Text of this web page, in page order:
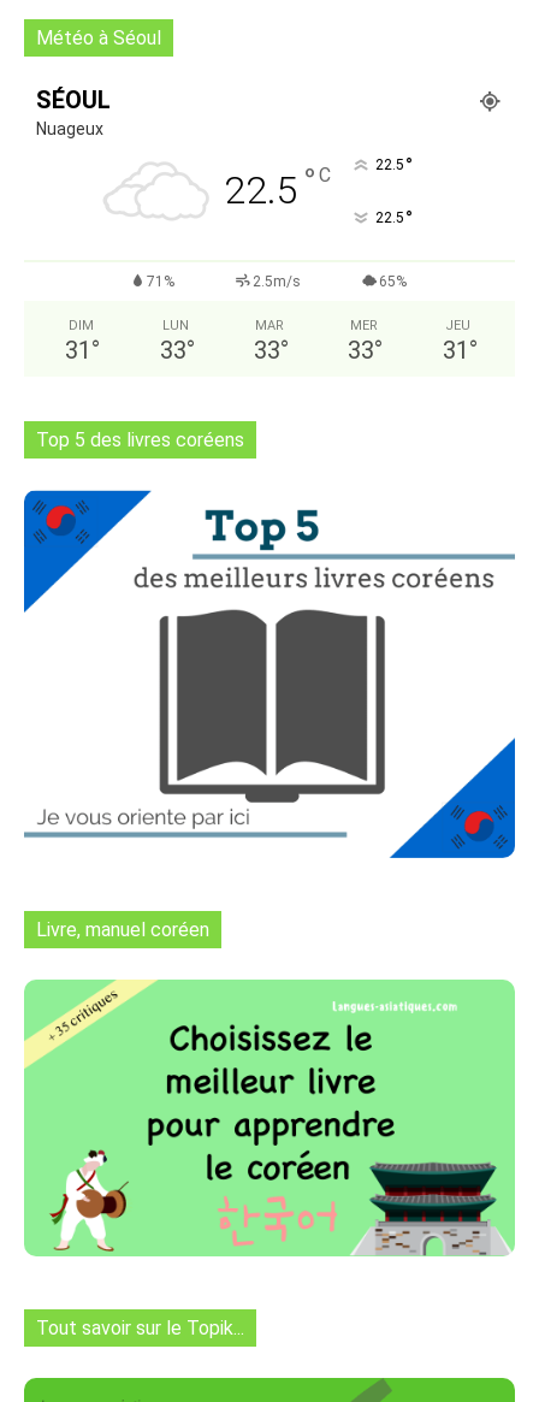
Météo à Séoul
SÉOUL
Nuageux
22.5 ° C 22.5 °
22.5 °
71% 2.5m/s 65%
DIM
31 °
LUN
33°
MAR
33°
MER
33°
JEU
31 °
Top 5 des livres coréens
Livre, manuel coréen
Tout savoir sur le Topik...